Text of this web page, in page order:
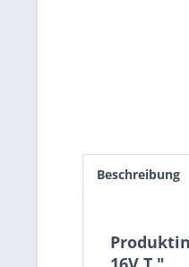
Beschreibung